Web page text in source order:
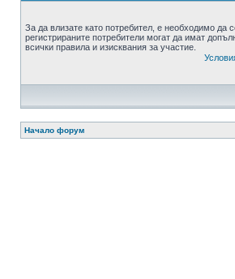
За да влизате като потребител, е необходимо да
регистрираните потребители могат да имат
всички правила и изисквания за участие.
Начало форум